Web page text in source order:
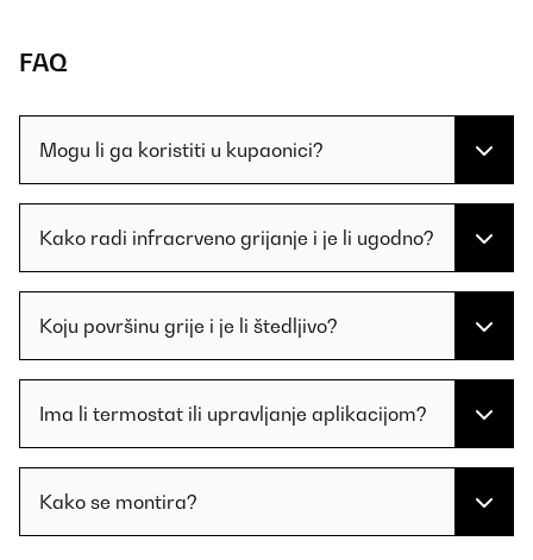
FAQ
Mogu li ga koristiti u kupaonici?
Kako radi infracrveno grijanje i je li ugodno?
Koju površinu grije i je li štedljivo?
Ima li termostat ili upravljanje aplikacijom?
Kako se montira?